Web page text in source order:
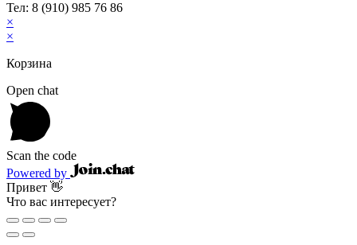
Тел: 8 (910) 985 76 86
×
×
Корзина
Open chat
Scan the code
Powered by
Привет 👋
Что вас интересует?